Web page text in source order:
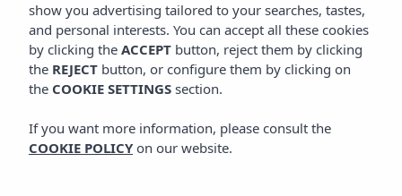
Situatie
Situatie
Vibra Riviera Hotel
show you advertising tailored to your searches, tastes,
and personal interests. You can accept all these cookies
by clicking the ACCEPT button, reject them by clicking
the REJECT button, or configure them by clicking on
the COOKIE SETTINGS section.
If you want more information, please consult the
COOKIE POLICY on our website.